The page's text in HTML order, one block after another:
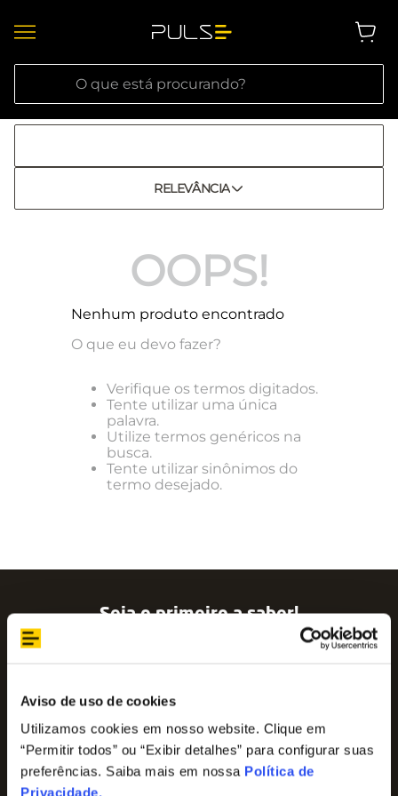
Aviso de uso de cookies
Utilizamos cookies em nosso website. Clique em
“Permitir todos” ou “Exibir detalhes” para configurar suas
preferências. Saiba mais em nossa Política de
Privacidade.
O que está procurando?
RELEVÂNCIA
OOPS!
Nenhum produto encontrado
O que eu devo fazer?
Verifique os termos digitados.
Tente utilizar uma única
palavra.
Utilize termos genéricos na
busca.
Tente utilizar sinônimos do
termo desejado.
Seja o primeiro a saber!
Assine nossa newsletter para ficar por dentro
das últimas tendências e aproveite promoções
Nome
E-mail